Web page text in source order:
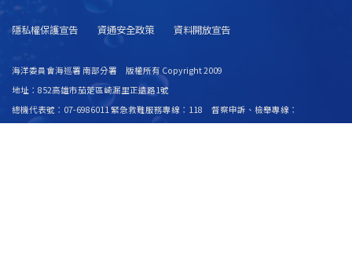
隱私權保護宣告 資通安全政策 資料開放宣告
海洋委員會海巡署 南部分署 版權所有 Copyright 2009
地址：852高雄市茄萣區崎漏里正遠路1號
總機代表號：07-6986011 緊急救難服務專線：118 督察申訴、檢舉專線：